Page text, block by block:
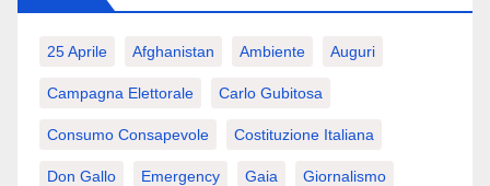
25 Aprile Afghanistan Ambiente Auguri
Campagna Elettorale Carlo Gubitosa
Consumo Consapevole Costituzione Italiana
Don Gallo Emergency Gaia Giornalismo